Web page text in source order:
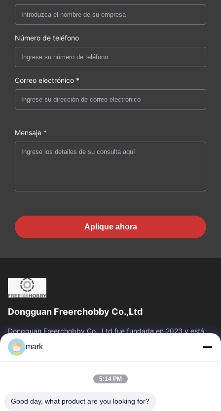
Número de teléfono
Correo electrónico *
Mensaje *
Aplique ahora
Dongguan Freerchobby Co.,Ltd
Dongguan Freerchobby Co., Ltd fue fundada en 2023 y está
ubicada en Dongguan, conocida como la fábrica del mundo.La
moderna fábrica de Ltd. se...
Vínculos Rápidos
Productos
Sobre Nosotros
Visita A La Fábrica
mark
5:14 PM
Good day, what product are you looking for?